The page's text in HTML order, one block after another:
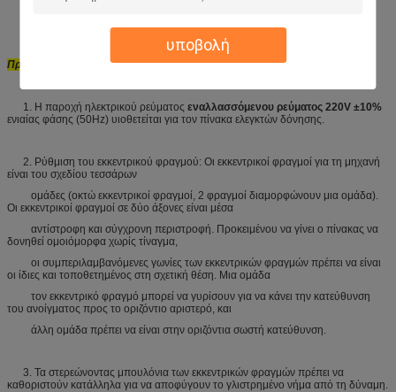
υποβολή
Προφυλάξεις
1. Η παροχή ηλεκτρικού ρεύματος εναλλασσόμενου ρεύματος 220V ±10%
ενιαίας φάσης (50Hz) υιοθετείται για τον πίνακα ελεγκτών δόνησης.
2. Ρύθμιση του εκκεντρικού φραγμού: Οι εκκεντρικοί φραγμοί για τη μηχανή
είναι του σχεδίου τεσσάρων
ομάδες (οκτώ εκκεντρικοί φραγμοί, 2 φραγμοί διαμορφώνουν μια ομάδα).
Οι εκκεντρικοί φραγμοί σε δύο άξονες είναι μέσα
αντίστροφη και σύγχρονη περιστροφή. Προκειμένου να γίνει ο πίνακας να
δονηθεί ομοιόμορφα χωρίς τίναγμα,
οι συμπεριλαμβανόμενες γωνίες των εκκεντρικών φραγμών πρέπει να είναι
οι ίδιες και τοποθετημένος στη σχετική θέση. Μια ομάδα
τον εκκεντρικό φραγμό μπορεί να γυρίσουν για να κάνει την κατεύθυνση
του ανοίγματος προς το οριζόντιο αριστερό, και
άλλη ομάδα πρέπει να είναι στην οριζόντια σωστή κατεύθυνση.
3. Τα στερεώνοντας μπουλόνια των εκκεντρικών φραγμών πρέπει να
καθοριστούν κατάλληλα για να αποφύγουν το γλιστρημένο νήμα από τη δύναμη.